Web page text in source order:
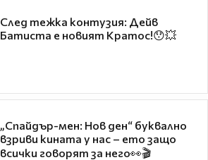
След тежка контузия: Дейв
Батиста е новият Кратос!😯💥
„Спайдър-мен: Нов ден“ буквално
взриви кината у нас – ето защо
всички говорят за него👀🎬